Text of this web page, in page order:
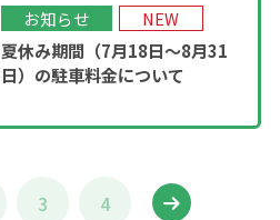
お知らせ NEW
夏休み期間（7月18日～8月31
日）の駐車料金について
3 4